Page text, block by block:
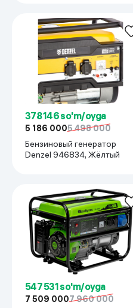
378 146 so'm/oyga
5 186 0005 498 000
Бензиновый генератор
Denzel 946834, Жёлтый
547 531 so'm/oyga
7 509 0007 960 000